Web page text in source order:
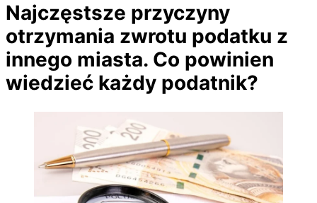
Najczęstsze przyczyny
otrzymania zwrotu podatku z
innego miasta. Co powinien
wiedzieć każdy podatnik?